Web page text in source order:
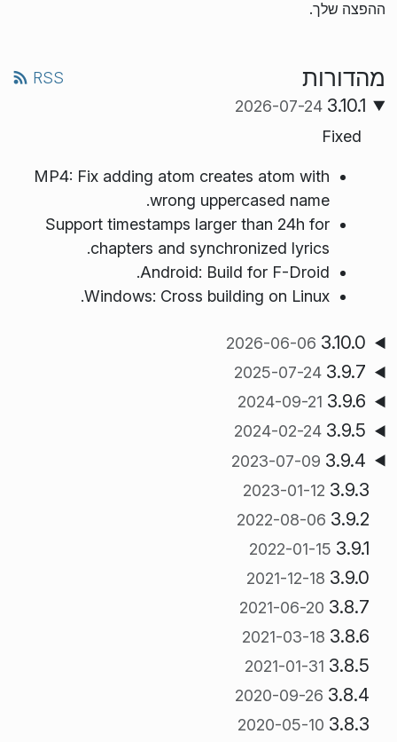
ההפצה שלך.
מהדורות RSS
3.10.1
2026-07-24
Fixed
MP4: Fix adding atom creates atom with
wrong uppercased name.
Support timestamps larger than 24h for
chapters and synchronized lyrics.
Android: Build for F-Droid.
Windows: Cross building on Linux.
3.10.0
2026-06-06
3.9.7
2025-07-24
3.9.6
2024-09-21
3.9.5
2024-02-24
3.9.4
2023-07-09
3.9.3
2023-01-12
3.9.2
2022-08-06
3.9.1
2022-01-15
3.9.0
2021-12-18
3.8.7
2021-06-20
3.8.6
2021-03-18
3.8.5
2021-01-31
3.8.4
2020-09-26
3.8.3
2020-05-10